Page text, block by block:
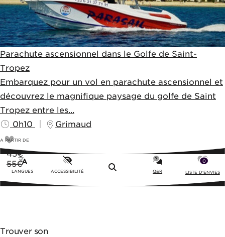
Parachute ascensionnel dans le Golfe de Saint-
Tropez
Embarquez pour un vol en parachute ascensionnel et
découvrez le magnifique paysage du golfe de Saint
Tropez entre les...
0h10
Grimaud
A PARTIR DE
45€
55€
LANGUES ACCESSIBILITÉ Menu Q&R
0
LISTE D'ENVIES
Trouver son